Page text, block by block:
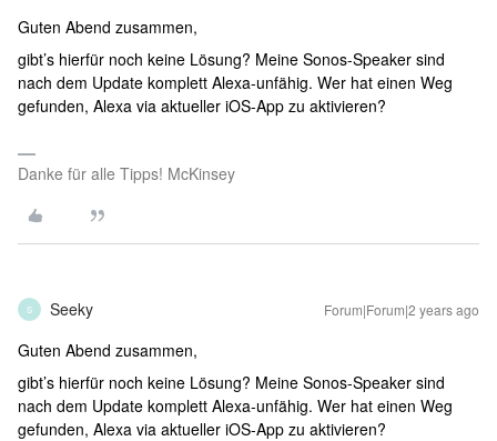
Guten Abend zusammen,
gibt’s hierfür noch keine Lösung? Meine Sonos-Speaker sind
nach dem Update komplett Alexa-unfähig. Wer hat einen Weg
gefunden, Alexa via aktueller iOS-App zu aktivieren?
Danke für alle Tipps! McKinsey
S Seeky Forum|Forum|2 years ago
Guten Abend zusammen,
gibt’s hierfür noch keine Lösung? Meine Sonos-Speaker sind
nach dem Update komplett Alexa-unfähig. Wer hat einen Weg
gefunden, Alexa via aktueller iOS-App zu aktivieren?